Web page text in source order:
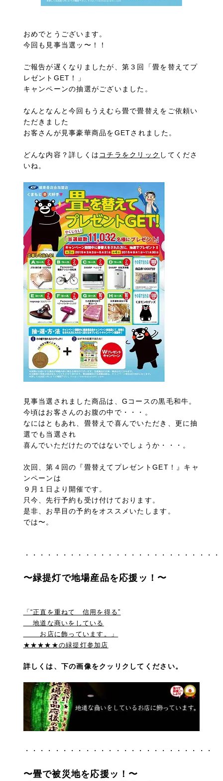
おめでとうございます。
今回も見事当選ッ〜！！
ご報告が遅くなりましたが、第３回「畳を替えてプ
レゼントGET！」
キャンペーンの抽選がございました。
なんとなんと今回もうえむら畳で畳替えをご依頼い
ただきました
お客さんが見事豪華商品をGETされました。
どんな内容？詳しくは コチラをクリック してくださ
いね。
見事当選されました商品は、Gコースの黒毛和牛。
今頃はお客さんのお腹の中で・・・。
なにはともあれ、畳替えで喜んでいただき、更に抽
選でも当選され
喜んでいただけたのではないでしょうか・・・。
次回、第４回の『畳替えてプレゼントGET！』キャ
ンペーンは
９月１日より開催です。
只今、先行予約も受け付けております。
是非、お早目の予約をオススメいたします。
では〜。
・・・・・・・・・・・・・・・・・・・・・・・・・
〜緑提灯で地場産品を応援ッ！〜
「“正直を重ねて 信用を得る”
地道な商いをしている
お店に飾っています。」
★★★★★の緑提灯参加店
詳しくは、下の画像をクッリクしてください。
・・・・・・・・・・・・・・・・・・・・・・・・・
〜畳で被災地を応援ッ！〜